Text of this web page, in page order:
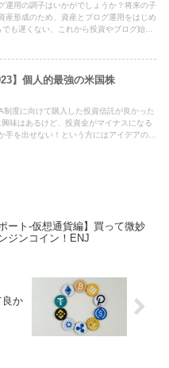
運用の調子はいかがでしょうか？将来の子
産形成のため、資産とブログ運用をはじめ
も遅くない、これから投資やブログ始め
】個人的最強の米国株
度に向けて購入した投資信託が良かった
味はあるけど、投資金がマイナスになる
手を出せない！という方にはアイデアの一
ート-仮想通貨編】買って微妙
ジンコイン！ENJ
良か